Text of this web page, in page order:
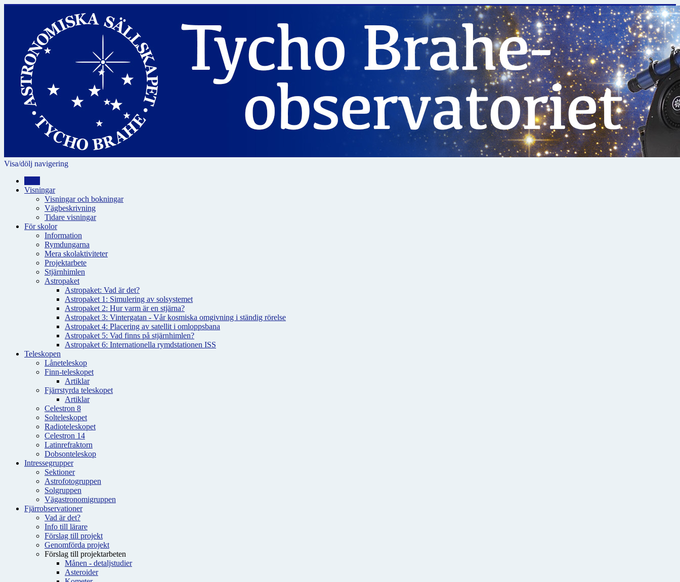
Visa/dölj navigering
Visningar
Visningar och bokningar
Vägbeskrivning
Tidare visningar
För skolor
Information
Rymdungarna
Mera skolaktiviteter
Projektarbete
Stjärnhimlen
Astropaket
Astropaket: Vad är det?
Astropaket 1: Simulering av solsystemet
Astropaket 2: Hur varm är en stjärna?
Astropaket 3: Vintergatan - Vår kosmiska omgivning i ständig rörelse
Astropaket 4: Placering av satellit i omloppsbana
Astropaket 5: Vad finns på stjärnhimlen?
Astropaket 6: Internationella rymdstationen ISS
Teleskopen
Låneteleskop
Finn-teleskopet
Artiklar
Fjärrstyrda teleskopet
Artiklar
Celestron 8
Solteleskopet
Radioteleskopet
Celestron 14
Latinrefraktorn
Dobsonteleskop
Intressegrupper
Sektioner
Astrofotogruppen
Solgruppen
Vägastronomigruppen
Fjärrobservationer
Vad är det?
Info till lärare
Förslag till projekt
Genomförda projekt
Förslag till projektarbeten
Månen - detaljstudier
Asteroider